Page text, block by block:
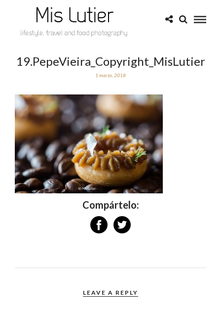
19.PepeVieira_Copyright_MisLutier
1 marzo, 2018
Compártelo:
LEAVE A REPLY